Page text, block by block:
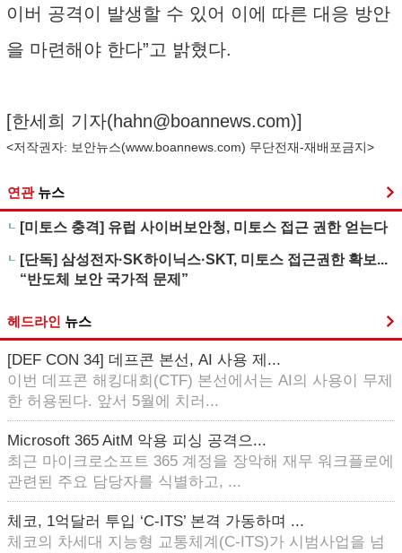
이버 공격이 발생할 수 있어 이에 따른 대응 방안
을 마련해야 한다”고 밝혔다.
[한세희 기자(hahn@boannews.com)]
<저작권자: 보안뉴스(www.boannews.com) 무단전재-재배포금지>
연관 뉴스
[미토스 충격] 유럽 사이버보안청, 미토스 접근 권한 얻는다
[단독] 삼성전자·SK하이닉스·SKT, 미토스 접근권한 확보...
“반도체 보안 국가적 문제”
헤드라인 뉴스
[DEF CON 34] 데프콘 본선, AI 사용 제...
이번 데프콘 해킹대회(CTF) 본선에서는 AI의 사용이 무제
한 허용된다. 앞서 5월에 치러...
Microsoft 365 AitM 악용 피싱 공격으...
최근 마이크로소프트 365 계정을 장악해 재무 워크플로에
관련된 주요 담당자를 식별하고, ...
체코, 1억달러 투입 ‘C-ITS’ 본격 가동하며 ...
체코의 차세대 지능형 교통체계(C-ITS)가 시범사업을 넘